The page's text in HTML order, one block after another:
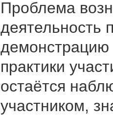
Проблема
деятельность
демонстрацию
практики
остаётся
участником,